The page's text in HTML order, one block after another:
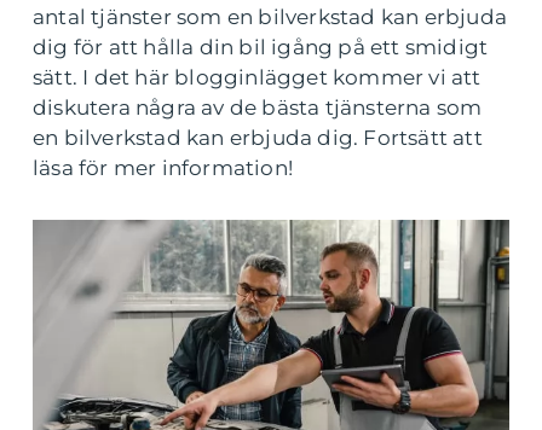
antal tjänster som en bilverkstad kan erbjuda
dig för att hålla din bil igång på ett smidigt
sätt. I det här blogginlägget kommer vi att
diskutera några av de bästa tjänsterna som
en bilverkstad kan erbjuda dig. Fortsätt att
läsa för mer information!